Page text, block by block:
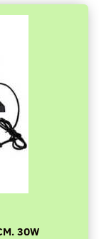
30W